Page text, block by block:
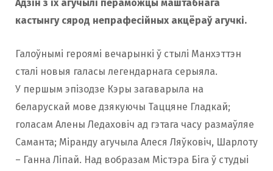
Адзін з іх агучылі пераможцы маштабнага
кастынгу сярод непрафесійных акцёраў агучкі.
Галоўнымі героямі вечарынкі ў стылі Манхэттэн
сталі новыя галасы легендарнага серыяла.
У першым эпізодзе Кэры загаварыла на
беларускай мове дзякуючы Таццяне Гладкай;
голасам Алены Ледаховіч ад гэтага часу размаўляе
Саманта; Міранду агучыла Алеся Ляўковіч, Шарлоту
– Ганна Ліпай. Над вобразам Містэра Біга ў студыі